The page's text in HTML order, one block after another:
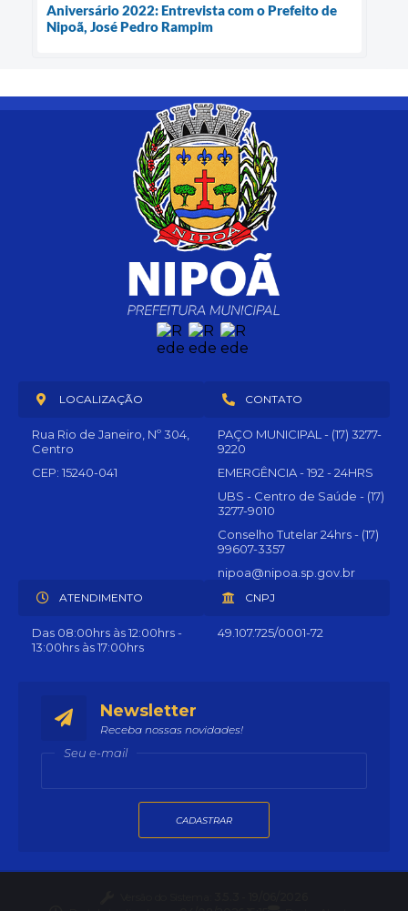
Aniversário 2022: Entrevista com o Prefeito de
Nipoã, José Pedro Rampim
LOCALIZAÇÃO
Rua Rio de Janeiro, Nº 304,
Centro
CEP: 15240-041
CONTATO
PAÇO MUNICIPAL - (17) 3277-
9220
EMERGÊNCIA - 192 - 24HRS
UBS - Centro de Saúde - (17)
3277-9010
Conselho Tutelar 24hrs - (17)
99607-3357
nipoa@nipoa.sp.gov.br
ATENDIMENTO
Das 08:00hrs às 12:00hrs -
13:00hrs às 17:00hrs
CNPJ
49.107.725/0001-72
Newsletter
Receba nossas novidades!
Seu e-mail
CADASTRAR